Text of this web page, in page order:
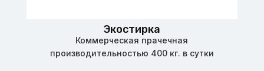
Экостирка
Коммерческая прачечная
производительностью 400 кг. в сутки